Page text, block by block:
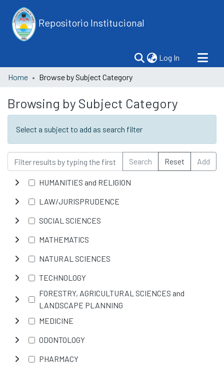
Repositorio Institucional
Log In (current)
Home Browse by Subject Category
Browsing by Subject Category
Select a subject to add as search filter
Search Reset Add
HUMANITIES and RELIGION
LAW/JURISPRUDENCE
SOCIAL SCIENCES
MATHEMATICS
NATURAL SCIENCES
TECHNOLOGY
FORESTRY, AGRICULTURAL SCIENCES and
LANDSCAPE PLANNING
MEDICINE
ODONTOLOGY
PHARMACY